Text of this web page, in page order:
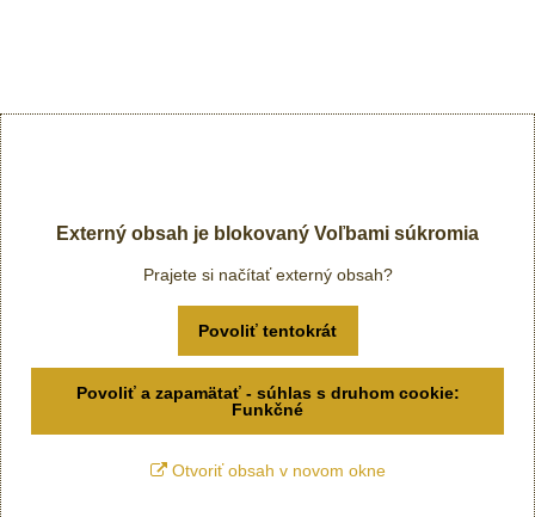
Externý obsah je blokovaný Voľbami súkromia
Prajete si načítať externý obsah?
Povoliť tentokrát
Povoliť a zapamätať - súhlas s druhom cookie:
Funkčné
Otvoriť obsah v novom okne